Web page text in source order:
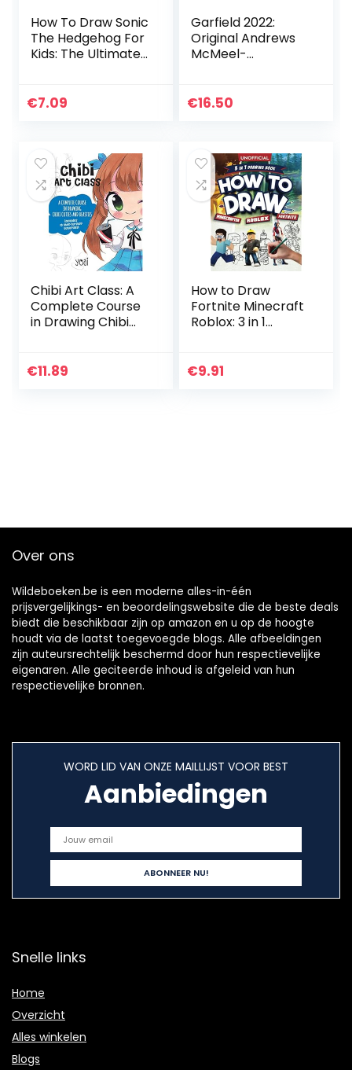
How To Draw Sonic
The Hedgehog For
Kids: The Ultimate
The Hedgehog
€7.09
Garfield 2022:
Original Andrews
McMeel-
€16.50
Chibi Art Class: A
Complete Course
in Drawing Chibi
19 step-by-step
€11.89
How to Draw
Fortnite Minecraft
Roblox: 3 in 1
Minecraft Roblox
€9.91
Over ons
Wildeboeken.be is een moderne alles-in-één
prijsvergelijkings- en beoordelingswebsite die de beste deals
biedt die beschikbaar zijn op amazon en u op de hoogte
houdt via de laatst toegevoegde blogs. Alle afbeeldingen
zijn auteursrechtelijk beschermd door hun respectievelijke
eigenaren. Alle geciteerde inhoud is afgeleid van hun
respectievelijke bronnen.
WORD LID VAN ONZE MAILLIJST VOOR BEST
Aanbiedingen
Snelle links
Home
Overzicht
Alles winkelen
Blogs